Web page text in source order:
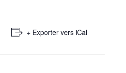
+ Exporter vers iCal